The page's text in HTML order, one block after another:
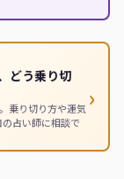
どう乗り切
乗り切り方や運気
占い師に相談で
›